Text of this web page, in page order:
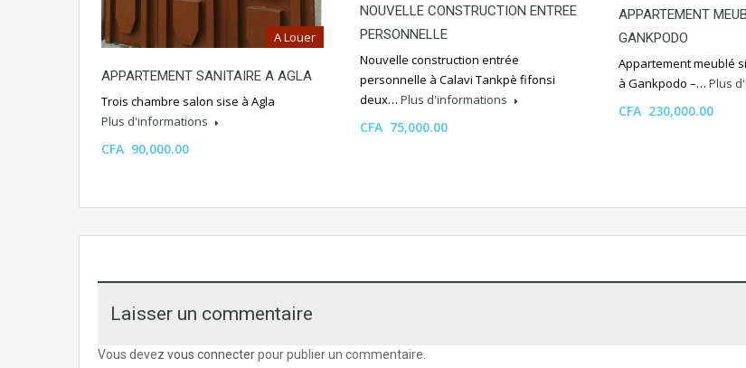
A Louer
APPARTEMENT SANITAIRE A AGLA
Trois chambre salon sise à Agla
Plus d'informations
CFA 90,000.00
NOUVELLE CONSTRUCTION ENTREE
PERSONNELLE
Nouvelle construction entrée
personnelle à Calavi Tankpè fifonsi
deux… Plus d'informations
CFA 75,000.00
APPARTEMENT
GANKPODO
Appartement meublé
à Gankpodo –… Plus
CFA 230,000.00
Laisser un commentaire
Vous devez vous connecterpour publier un commentaire.